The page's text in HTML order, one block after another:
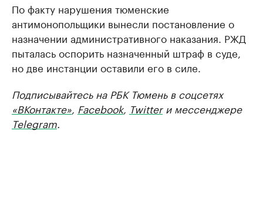
По факту нарушения тюменские
антимонопольщики вынесли постановление о
назначении административного наказания. РЖД
пыталась оспорить назначенный штраф в суде,
но две инстанции оставили его в силе.
Подписывайтесь на РБК Тюмень в соцсетях
«ВКонтакте», Facebook, Twitterи мессенджере
Telegram.